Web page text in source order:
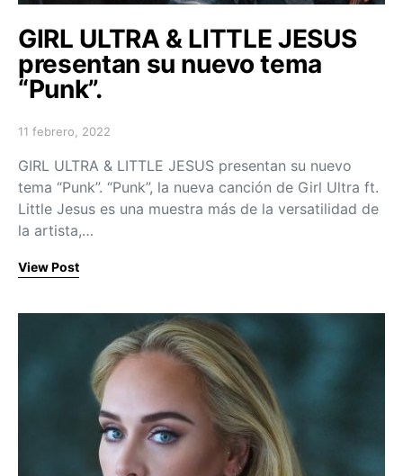
GIRL ULTRA & LITTLE JESUS
presentan su nuevo tema
“Punk”.
Posted on
11 febrero, 2022
GIRL ULTRA & LITTLE JESUS presentan su nuevo
tema “Punk”. “Punk”, la nueva canción de Girl Ultra ft.
Little Jesus es una muestra más de la versatilidad de
la artista,…
View Post